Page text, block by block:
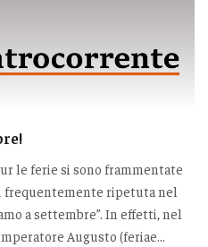
le ferie si sono frammentate
frequentemente ripetuta nel
a settembre”. In effetti, nel
Augusto (feriae...